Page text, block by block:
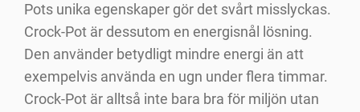
Pots unika egenskaper gör det svårt misslyckas.
Crock-Pot är dessutom en energisnål lösning.
Den använder betydligt mindre energi än att
exempelvis använda en ugn under flera timmar.
Crock-Pot är alltså inte bara bra för miljön utan